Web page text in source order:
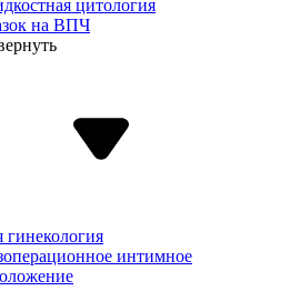
цитология
на ВПЧ
гинекология
интимное